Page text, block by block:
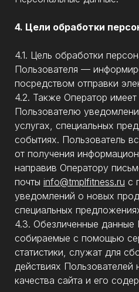
4. Цели обработки
4.1. Цель обработки
Пользователя —
посредством отправки
4.2. Также Оператор имеет
Пользователю
услугах, специальных
событиях. Пользователь
от получения
направив Оператору
почты info@tmplfitness.ru с
уведомлений о новых
специальных
4.3. Обезличенные данные
собираемые с помощью
статистики, служат для
действиях Пользователей
качества сайта и его